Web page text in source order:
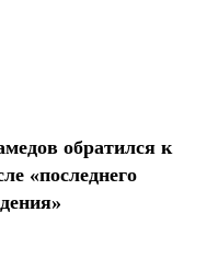
обратился к
«последнего